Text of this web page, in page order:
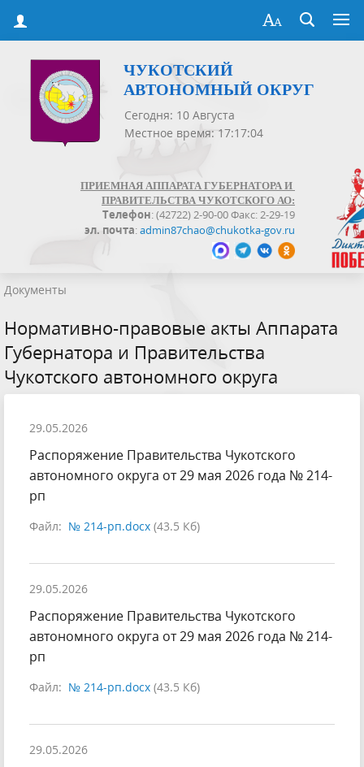
ЧУКОТСКИЙ
АВТОНОМНЫЙ ОКРУГ
Сегодня: 10 Августа
Местное время: 17:17:04
ПРИЕМНАЯ АППАРАТА ГУБЕРНАТОРА И
ПРАВИТЕЛЬСТВА ЧУКОТСКОГО АО:
Телефон: (42722) 2-90-00 Факс: 2-29-19
эл. почта:admin87chao@chukotka-gov.ru
Документы
Нормативно-правовые акты Аппарата
Губернатора и Правительства
Чукотского автономного округа
29.05.2026
Распоряжение Правительства Чукотского
автономного округа от 29 мая 2026 года № 214-
рп
Файл: № 214-рп.docx (43.5 Кб)
29.05.2026
Распоряжение Правительства Чукотского
автономного округа от 29 мая 2026 года № 214-
рп
Файл: № 214-рп.docx (43.5 Кб)
29.05.2026